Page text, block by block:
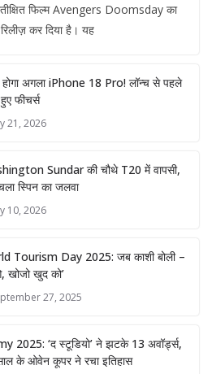
फिल्म Avengers Doomsday का
कर दिया है। यह
होगा अगला iPhone 18 Pro! लॉन्च से पहले
फीचर्स
21, 2026
Sundar की चौथे T20 में वापसी,
स्पिन का जलवा
10, 2026
Tourism Day 2025: जब काशी बोली –
खोजो खुद को’
27, 2025
2025: ‘द स्टूडियो’ ने झटके 13 अवॉर्ड्स,
के ओवेन कूपर ने रचा इतिहास